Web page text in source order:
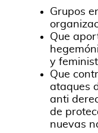
Grupos
Que
y
Que
ataques
anti
de
nuevas